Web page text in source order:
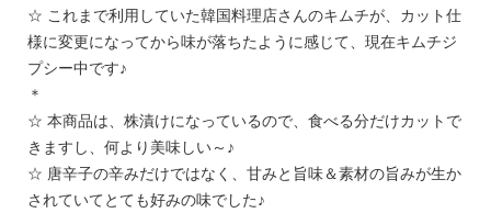
☆ これまで利用していた韓国料理店さんのキムチが、カット仕
様に変更になってから味が落ちたように感じて、現在キムチジ
プシー中です♪
＊
☆ 本商品は、株漬けになっているので、食べる分だけカットで
きますし、何より美味しい～♪
☆ 唐辛子の辛みだけではなく、甘みと旨味＆素材の旨みが生か
されていてとても好みの味でした♪